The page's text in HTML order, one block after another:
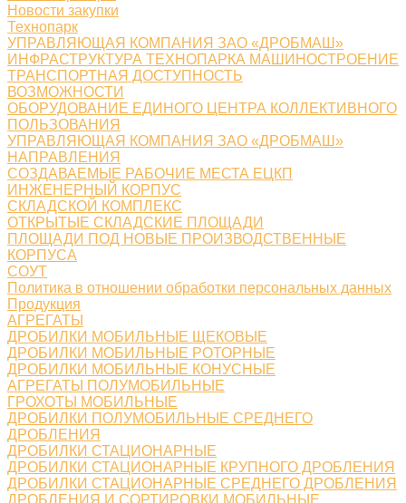
Новости закупки
Технопарк
УПРАВЛЯЮЩАЯ КОМПАНИЯ ЗАО «ДРОБМАШ»
ИНФРАСТРУКТУРА ТЕХНОПАРКА МАШИНОСТРОЕНИЕ
ТРАНСПОРТНАЯ ДОСТУПНОСТЬ
ВОЗМОЖНОСТИ
ОБОРУДОВАНИЕ ЕДИНОГО ЦЕНТРА КОЛЛЕКТИВНОГО
ПОЛЬЗОВАНИЯ
УПРАВЛЯЮЩАЯ КОМПАНИЯ ЗАО «ДРОБМАШ»
НАПРАВЛЕНИЯ
СОЗДАВАЕМЫЕ РАБОЧИЕ МЕСТА ЕЦКП
ИНЖЕНЕРНЫЙ КОРПУС
СКЛАДСКОЙ КОМПЛЕКС
ОТКРЫТЫЕ СКЛАДСКИЕ ПЛОЩАДИ
ПЛОЩАДИ ПОД НОВЫЕ ПРОИЗВОДСТВЕННЫЕ
КОРПУСА
СОУТ
Политика в отношении обработки персональных данных
Продукция
АГРЕГАТЫ
ДРОБИЛКИ МОБИЛЬНЫЕ ЩЕКОВЫЕ
ДРОБИЛКИ МОБИЛЬНЫЕ РОТОРНЫЕ
ДРОБИЛКИ МОБИЛЬНЫЕ КОНУСНЫЕ
АГРЕГАТЫ ПОЛУМОБИЛЬНЫЕ
ГРОХОТЫ МОБИЛЬНЫЕ
ДРОБИЛКИ ПОЛУМОБИЛЬНЫЕ СРЕДНЕГО
ДРОБЛЕНИЯ
ДРОБИЛКИ СТАЦИОНАРНЫЕ
ДРОБИЛКИ СТАЦИОНАРНЫЕ КРУПНОГО ДРОБЛЕНИЯ
ДРОБИЛКИ СТАЦИОНАРНЫЕ СРЕДНЕГО ДРОБЛЕНИЯ
ДРОБЛЕНИЯ И СОРТИРОВКИ МОБИЛЬНЫЕ